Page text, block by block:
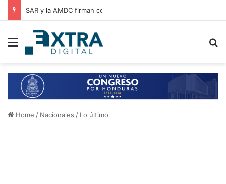
Menu
Home / Nacionales / Lo último